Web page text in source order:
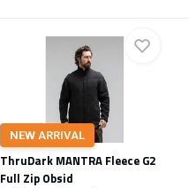
NEW ARRIVAL
ThruDark MANTRA Fleece G2
Full Zip Obsid